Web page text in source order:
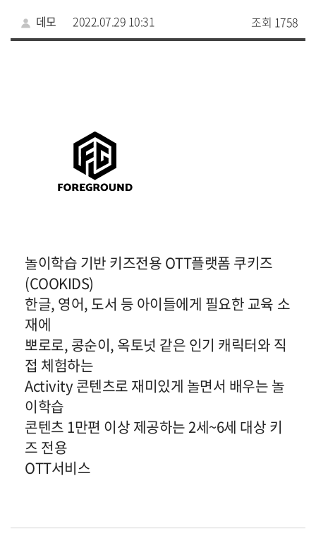
데모 2022.07.29 10:31 조회 1758
놀이학습 기반 키즈전용 OTT플랫폼 쿠키즈
(COOKIDS)
한글, 영어, 도서 등 아이들에게 필요한 교육 소
재에
뽀로로, 콩순이, 옥토넛 같은 인기 캐릭터와 직
접 체험하는
Activity 콘텐츠로 재미있게 놀면서 배우는 놀
이학습
콘텐츠 1만편 이상 제공하는 2세~6세 대상 키
즈 전용
OTT서비스